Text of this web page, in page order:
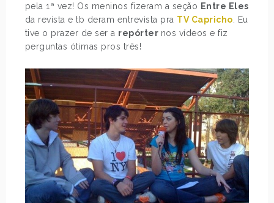
pela 1ª vez! Os meninos fizeram a seção Entre Eles
da revista e tb deram entrevista pra TV Capricho. Eu
tive o prazer de ser a repórter nos vídeos e fiz
perguntas ótimas pros três!